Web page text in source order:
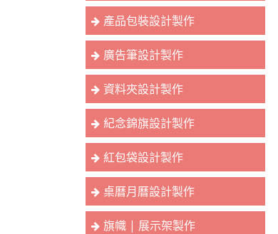
產品包裝設計製作
廣告筆設計製作
資料夾設計製作
紀念錦旗設計製作
紅包袋設計製作
桌曆月曆設計製作
旗幟 | 展示架製作